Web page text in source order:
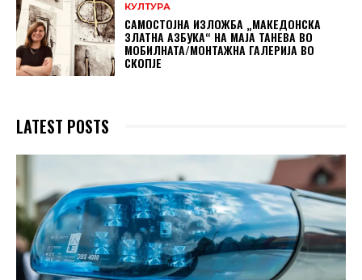
КУЛТУРА
САМОСТОЈНА ИЗЛОЖБА „МАКЕДОНСКА
ЗЛАТНА АЗБУКА“ НА МAЈА ТАНЕВА ВО
МОБИЛНАТА/МОНТАЖНА ГАЛЕРИЈА ВО
СКОПЈЕ
LATEST POSTS